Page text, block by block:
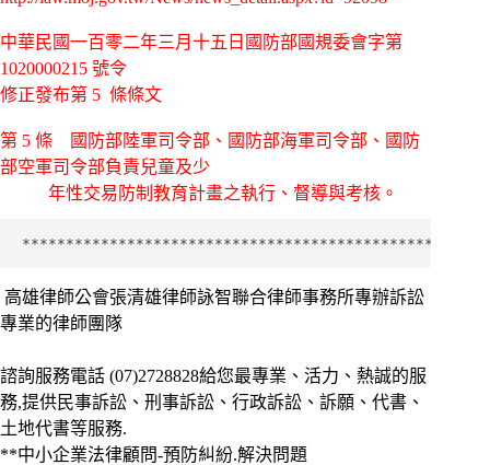
中華民國一百零二年三月十五日國防部國規委會字第
1020000215 號令
修正發布第 5 條條文
第 5 條 國防部陸軍司令部、國防部海軍司令部、國防
部空軍司令部負責兒童及少
年性交易防制教育計畫之執行、督導與考核。
高雄律師公會張清雄律師詠智聯合律師事務所專辦訴訟
專業的律師團隊
諮詢服務電話 (07)2728828給您最專業、活力、熱誠的服
務,提供民事訴訟、刑事訴訟、行政訴訟、訴願、代書、
土地代書等服務.
**中小企業法律顧問-預防糾紛.解決問題